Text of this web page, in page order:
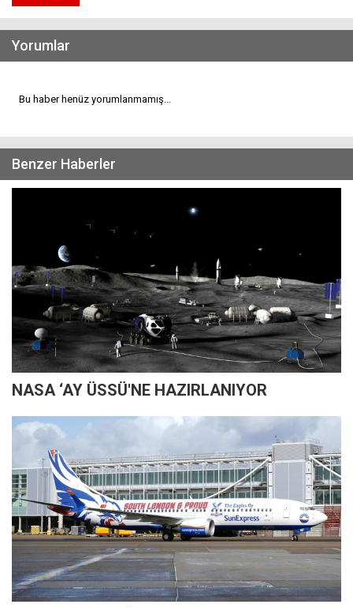
Yorumlar
Bu haber henüz yorumlanmamış...
Benzer Haberler
NASA ‘AY ÜSSÜ'NE HAZIRLANIYOR